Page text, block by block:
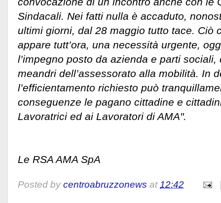
Sindacali. Nei fatti nulla è accaduto,
ultimi giorni, dal 28 maggio tutto tace. Ciò
appare tutt’ora, una necessità urgente,
l’impegno posto da azienda e parti
meandri dell’assessorato alla mobilità. In
l’efficientamento richiesto può
conseguenze le pagano cittadine e
Lavoratrici ed ai Lavoratori di AMA".
Le RSA AMA SpA
Posted by centroabruzzonews at12:42